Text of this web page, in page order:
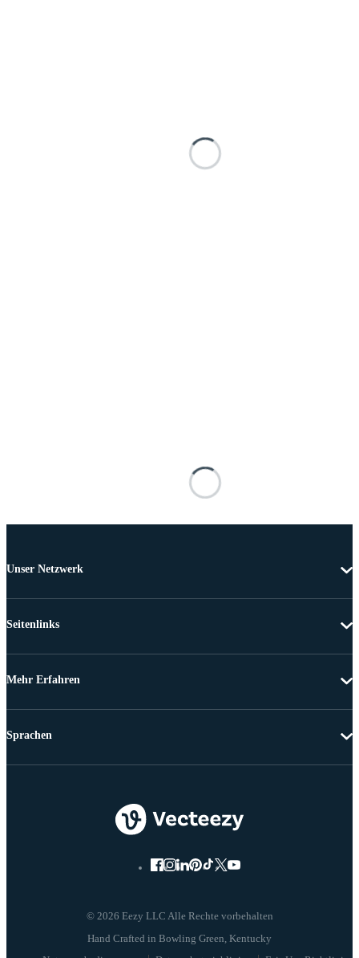
Unser Netzwerk
Seitenlinks
Mehr Erfahren
© 2026 Eezy LLC Alle Rechte vorbehalten
Sprachen